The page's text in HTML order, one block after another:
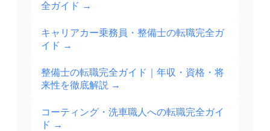
全ガイド →
キャリアカー乗務員・整備士の転職完全ガ
イド →
整備士の転職完全ガイド｜年収・資格・将
来性を徹底解説 →
コーティング・洗車職人への転職完全ガイ
ド →